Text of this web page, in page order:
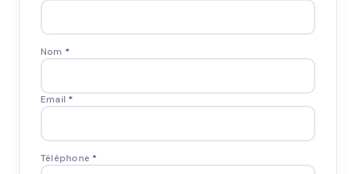
Nom *
Email *
Téléphone *